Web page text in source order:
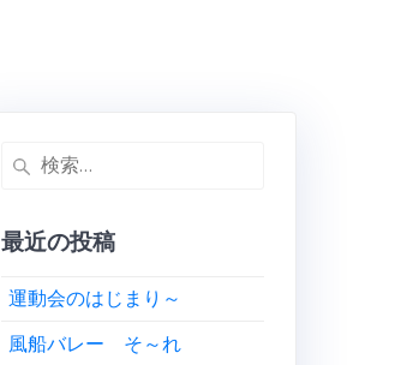
検
最近の投稿
運動会のはじまり～
風船バレー そ～れ